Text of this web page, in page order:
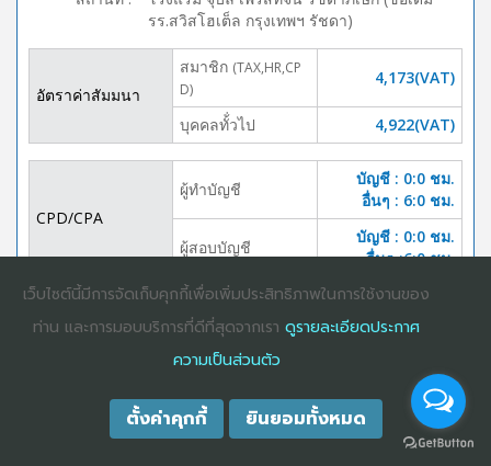
รร.สวิสโฮเต็ล กรุงเทพฯ รัชดา)
อัตราค่าสัมมนา
สมาชิก (TAX,HR,CP
D)
4,173(VAT)
บุคคลทั้่วไป 4,922(VAT)
CPD/CPA
ผู้ทำบัญชี
บัญชี : 0:0 ชม.
อื่นๆ : 6:0 ชม.
ผู้สอบบัญชี
บัญชี : 0:0 ชม.
อื่นๆ :6:0 ชม.
ปิดจอง
DOWNLOAD
BROCHURE
COPYRIGHT ©2025DHARMNITI SEMINAR AND TRAINING CO., LTD
ALL
RIGHTS RESERVED. E-COMMERCIAL REGISTRATION 0105529026680
เว็บไซต์นี้มีการจัดเก็บคุกกี้เพื่อเพิ่มประสิทธิภาพในการใช้งานของ
ท่าน และการมอบบริการที่ดีที่สุดจากเรา ดูรายละเอียดประกาศ
ความเป็นส่วนตัว
ตั้งค่าคุกกี้ ยินยอมทั้งหมด